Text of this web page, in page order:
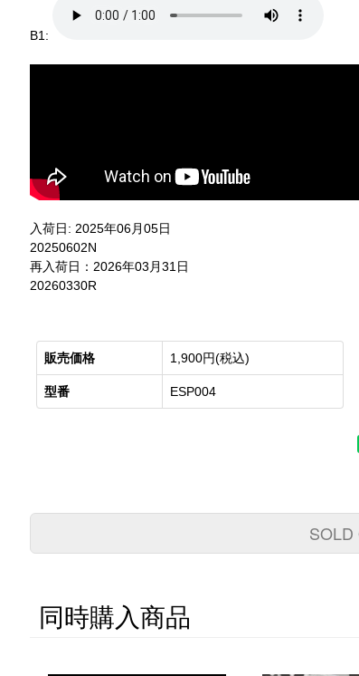
B1:
入荷日: 2025年06月05日
20250602N
再入荷日：2026年03月31日
20260330R
販売価格 1,900円(税込)
型番 ESP004
SOLD
同時購入商品